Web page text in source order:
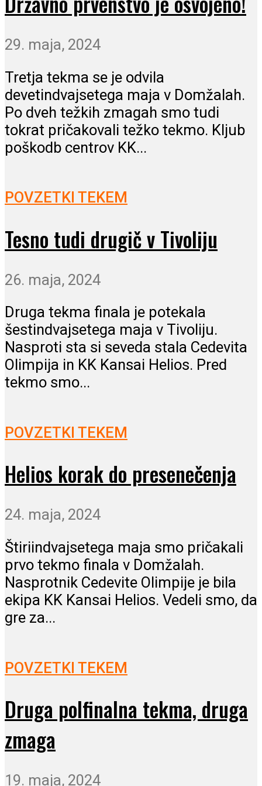
29. maja, 2024
Tretja tekma se je odvila
devetindvajsetega maja v Domžalah.
Po dveh težkih zmagah smo tudi
tokrat pričakovali težko tekmo. Kljub
poškodb centrov KK...
POVZETKI TEKEM
Tesno tudi drugič v Tivoliju
26. maja, 2024
Druga tekma finala je potekala
šestindvajsetega maja v Tivoliju.
Nasproti sta si seveda stala Cedevita
Olimpija in KK Kansai Helios. Pred
tekmo smo...
POVZETKI TEKEM
Helios korak do presenečenja
24. maja, 2024
Štiriindvajsetega maja smo pričakali
prvo tekmo finala v Domžalah.
Nasprotnik Cedevite Olimpije je bila
ekipa KK Kansai Helios. Vedeli smo, da
gre za...
POVZETKI TEKEM
Druga polfinalna tekma, druga
zmaga
19. maja, 2024